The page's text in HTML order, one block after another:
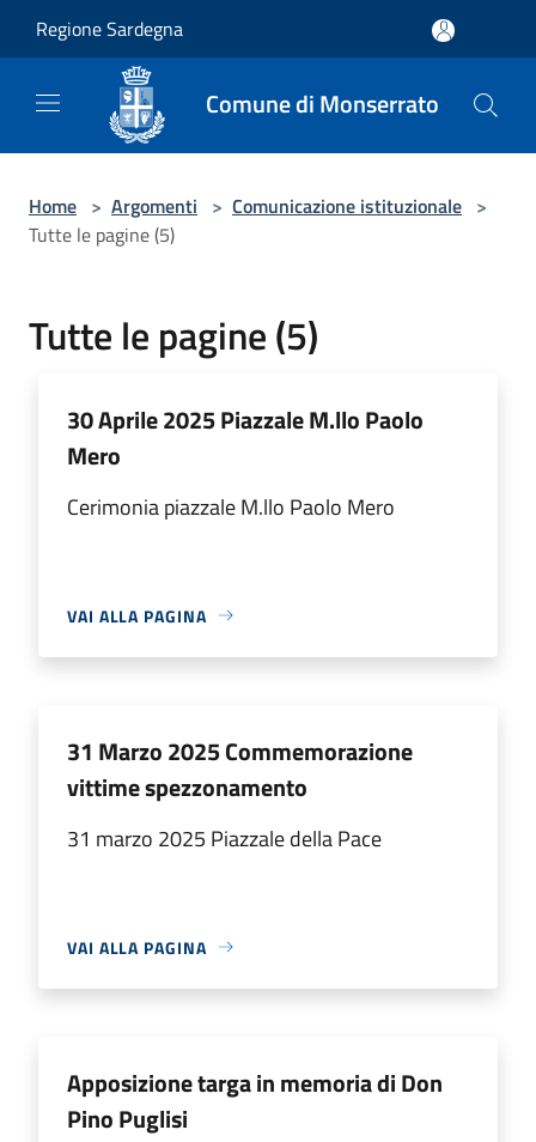
Regione Sardegna
Comune di Monserrato
Home > Argomenti > Comunicazione istituzionale >
Tutte le pagine (5)
Tutte le pagine (5)
30 Aprile 2025 Piazzale M.llo Paolo
Mero
Cerimonia piazzale M.llo Paolo Mero
VAI ALLA PAGINA
31 Marzo 2025 Commemorazione
vittime spezzonamento
31 marzo 2025 Piazzale della Pace
VAI ALLA PAGINA
Apposizione targa in memoria di Don
Pino Puglisi